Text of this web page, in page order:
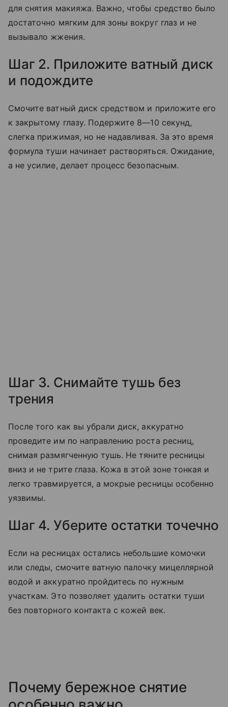
для снятия макияжа. Важно, чтобы средство было
достаточно мягким для зоны вокруг глаз и не
вызывало жжения.
Шаг 2. Приложите ватный диск
и подождите
Смочите ватный диск средством и приложите его
к закрытому глазу. Подержите 8—10 секунд,
слегка прижимая, но не надавливая. За это время
формула туши начинает растворяться. Ожидание,
а не усилие, делает процесс безопасным.
Шаг 3. Снимайте тушь без
трения
После того как вы убрали диск, аккуратно
проведите им по направлению роста ресниц,
снимая размягченную тушь. Не тяните ресницы
вниз и не трите глаза. Кожа в этой зоне тонкая и
легко травмируется, а мокрые ресницы особенно
уязвимы.
Шаг 4. Уберите остатки точечно
Если на ресницах остались небольшие комочки
или следы, смочите ватную палочку мицеллярной
водой и аккуратно пройдитесь по нужным
участкам. Это позволяет удалить остатки туши
без повторного контакта с кожей век.
Почему бережное снятие